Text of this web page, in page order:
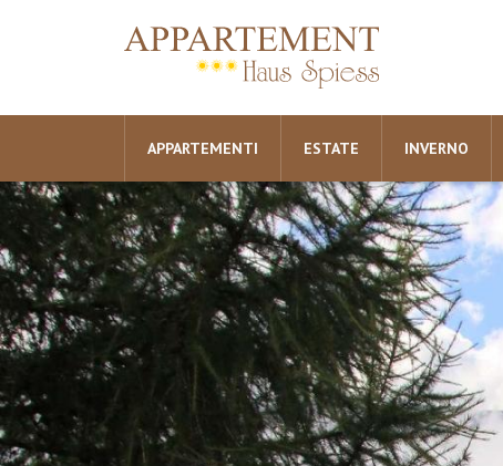
APPARTEMENTI ESTATE INVERNO